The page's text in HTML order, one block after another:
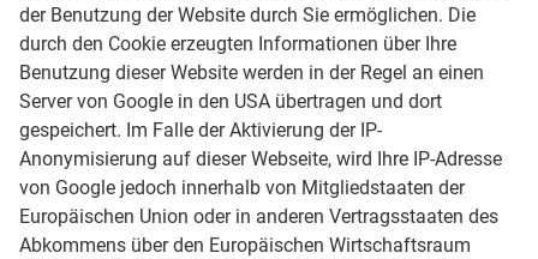
der Benutzung der Website durch Sie ermöglichen. Die
durch den Cookie erzeugten Informationen über Ihre
Benutzung dieser Website werden in der Regel an einen
Server von Google in den USA übertragen und dort
gespeichert. Im Falle der Aktivierung der IP-
Anonymisierung auf dieser Webseite, wird Ihre IP-Adresse
von Google jedoch innerhalb von Mitgliedstaaten der
Europäischen Union oder in anderen Vertragsstaaten des
Abkommens über den Europäischen Wirtschaftsraum